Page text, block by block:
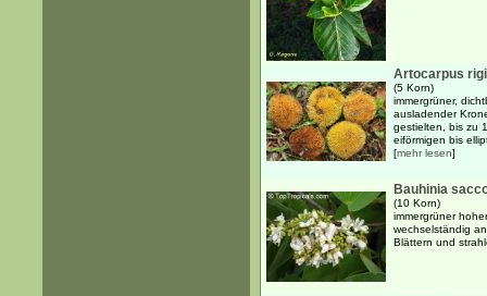
Artocarpus
(5 Korn)
immergrüner,
ausladender
gestielten, bis zu
eiförmigen bis
[mehr lesen]
Bauhinia
(10 Korn)
immergrüner
wechselständig
Blättern und